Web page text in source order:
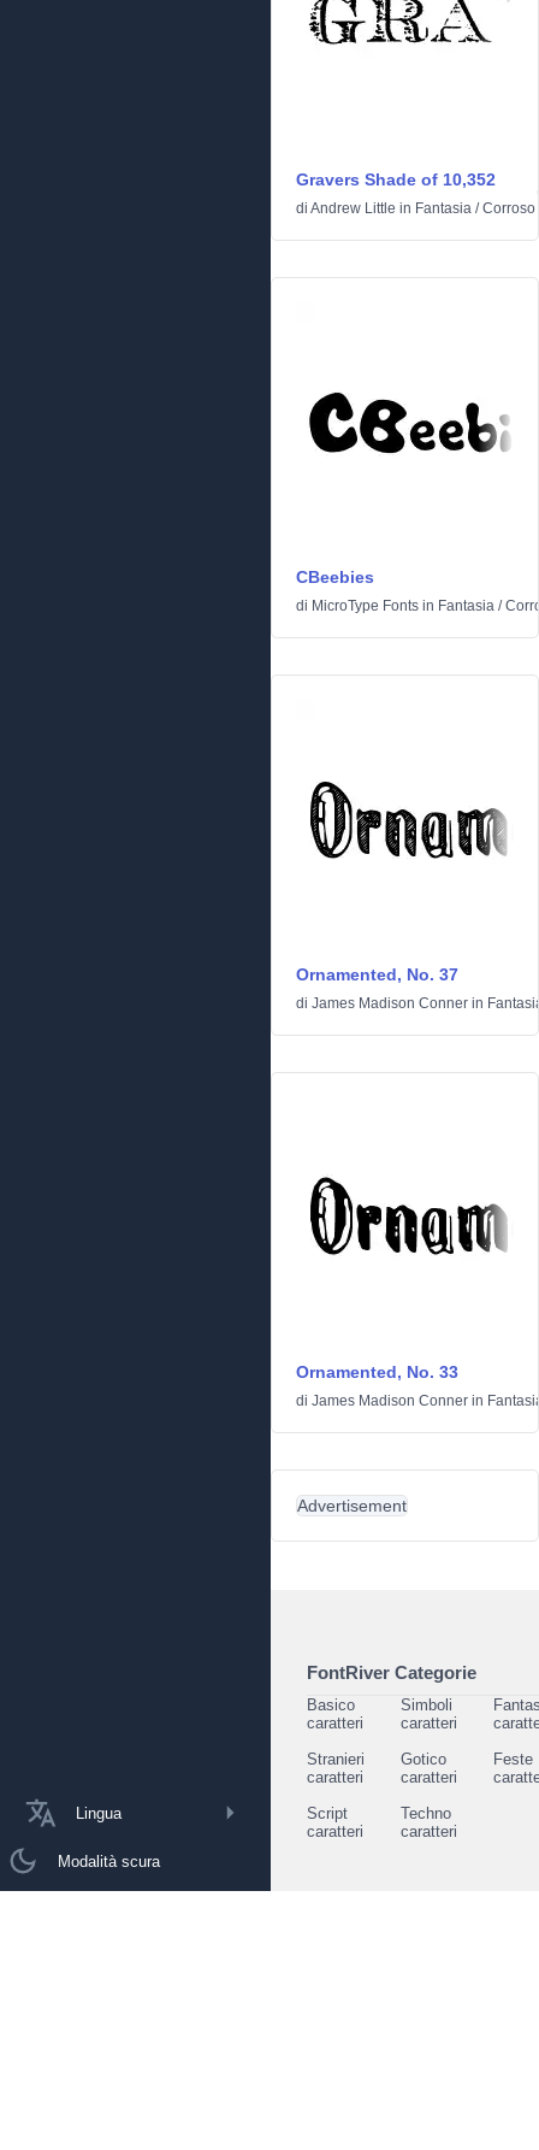
Lingua
Modalità scura
Gravers Shade of 10,352
di Andrew Little in Fantasia /Corroso
CBeebies
di MicroType Fonts in Fantasia /
Ornamented, No. 37
di James Madison Conner in
Ornamented, No. 33
di James Madison Conner in
Advertisement
FontRiver Categorie
Basico
caratteri
Simboli
caratteri
Stranieri
caratteri
Gotico
caratteri
Feste
Script
caratteri
Techno
caratteri